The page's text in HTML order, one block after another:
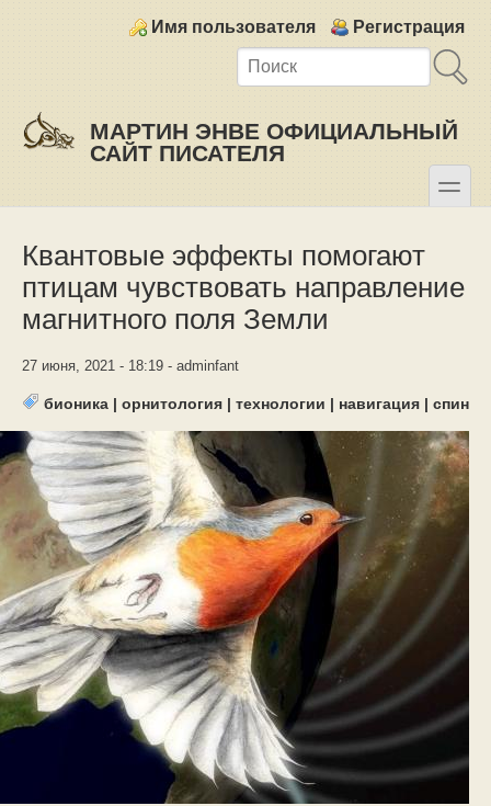
Login links
Имя пользователя Регистрация
МАРТИН ЭНВЕ ОФИЦИАЛЬНЫЙ
САЙТ ПИСАТЕЛЯ
toggle
Квантовые эффекты помогают
птицам чувствовать направление
магнитного поля Земли
27 июня, 2021 - 18:19 - adminfant
бионика | орнитология | технологии | навигация | спин